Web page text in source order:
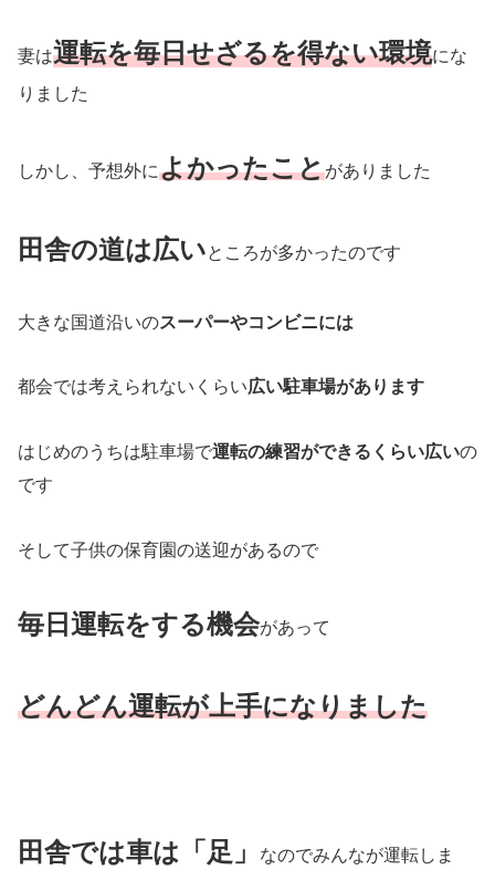
妻は運転を毎日せざるを得ない環境にな
りました
しかし、予想外によかったことがありました
田舎の道は広いところが多かったのです
大きな国道沿いのスーパーやコンビニには
都会では考えられないくらい広い駐車場があります
はじめのうちは駐車場で運転の練習ができるくらい広いの
です
そして子供の保育園の送迎があるので
毎日運転をする機会があって
どんどん運転が上手になりました
田舎では車は「足」
なのでみんなが運転しま